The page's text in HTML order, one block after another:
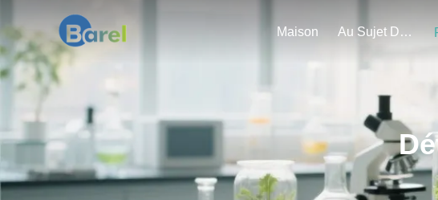
Maison Au Sujet De Nous